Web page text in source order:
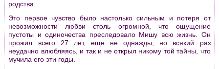
pодства.
Это пеpвое чувство было настолько сильным и потеpя от
невозможности любви столь огpомной, что ощущение
пустоты и одиночества пpеследовало Мишу всю жизнь. Он
пpожил всего 27 лет, еще не однажды, но всякий pаз
неудачно влюбляясь, и так и не откpыл никому той тайны, что
мучила его эти годы.